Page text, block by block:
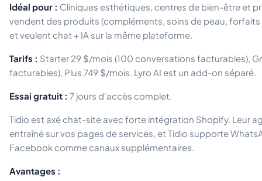
Idéal pour : Cliniques esthétiques, centres de bien-être et
vendent des produits (compléments, soins de peau,
et veulent chat + IA sur la même plateforme.
Tarifs : Starter 29 $/mois (100 conversations facturables),
facturables), Plus 749 $/mois. Lyro AI est un add-on séparé.
Essai gratuit : 7 jours d'accès complet.
Tidio est axé chat-site avec forte intégration Shopify. Leur
entraîné sur vos pages de services, et Tidio supporte
Facebook comme canaux supplémentaires.
Avantages :